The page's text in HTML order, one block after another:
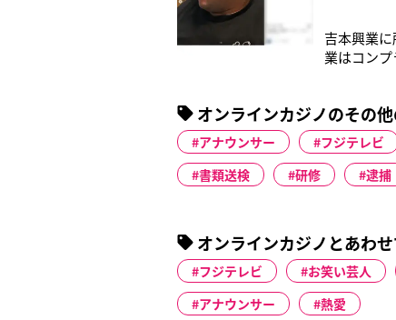
吉本興業
業はコン
インカジ
昨年のM-1
オンラインカジノのその
アナウンサー フジテレビ
書類送検
研修 逮捕
オンラインカジノとあわ
フジテレビ お笑い芸人
アナウンサー
熱愛